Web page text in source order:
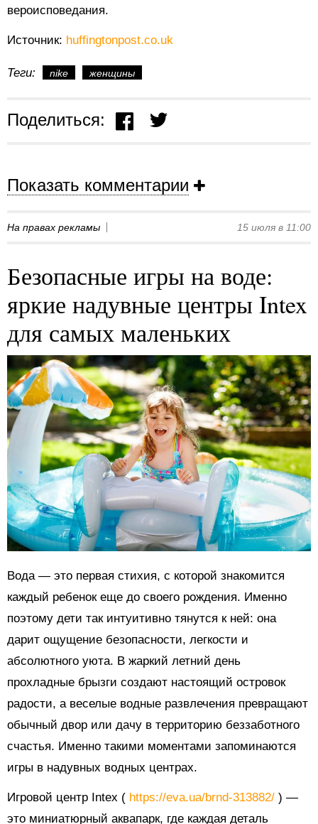
вероисповедания.
Источник: huffingtonpost.co.uk
Теги: nike женщины
Поделиться:
Показать комментарии
На правах рекламы 15 июля в 11:00
Безопасные игры на воде:
яркие надувные центры Intex
для самых маленьких
Вода — это первая стихия, с которой знакомится
каждый ребенок еще до своего рождения. Именно
поэтому дети так интуитивно тянутся к ней: она
дарит ощущение безопасности, легкости и
абсолютного уюта. В жаркий летний день
прохладные брызги создают настоящий островок
радости, а веселые водные развлечения превращают
обычный двор или дачу в территорию беззаботного
счастья. Именно такими моментами запоминаются
игры в надувных водных центрах.
Игровой центр Intex ( https://eva.ua/brnd-313882/ ) —
это миниатюрный аквапарк, где каждая деталь